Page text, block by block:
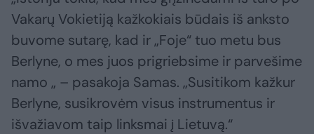
Vakarų Vokietiją kažkokiais būdais iš anksto
buvome sutarę, kad ir „Foje“ tuo metu bus
Berlyne, o mes juos prigriebsime ir parvešime
namo „ – pasakoja Samas. „Susitikom kažkur
Berlyne, susikrovėm visus instrumentus ir
išvažiavom taip linksmai į Lietuvą.“